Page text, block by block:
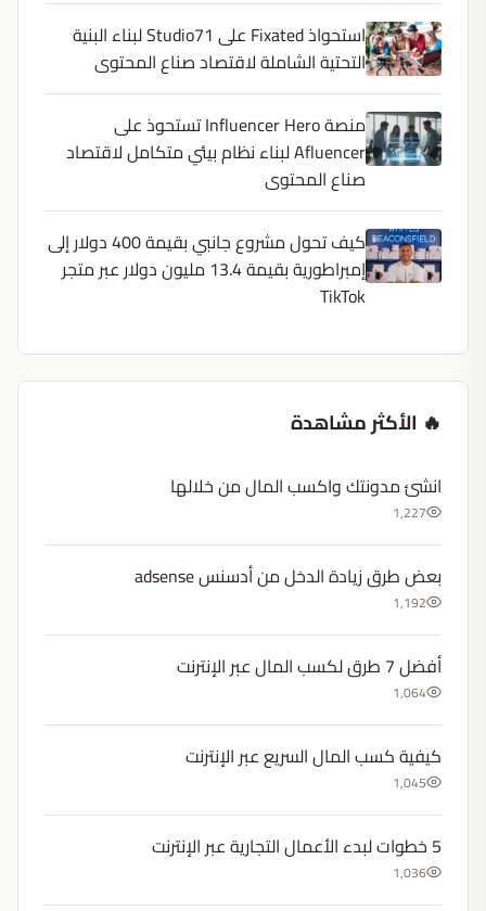
استحواذ Fixated على Studio71 لبناء البنية
التحتية الشاملة لاقتصاد صناع المحتوى
منصة Influencer Hero تستحوذ على
Afluencer لبناء نظام بيئي متكامل لاقتصاد
صناع المحتوى
كيف تحول مشروع جانبي بقيمة 400 دولار إلى
إمبراطورية بقيمة 13.4 مليون دولار عبر متجر
TikTok
🔥 الأكثر مشاهدة
انشئ مدونتك واكسب المال من خلالها
1,227
بعض طرق زيادة الدخل من أدسنس adsense
1,192
أفضل 7 طرق لكسب المال عبر الإنترنت
1,064
كيفية كسب المال السريع عبر الإنترنت
1,045
5 خطوات لبدء الأعمال التجارية عبر الإنترنت
1,036